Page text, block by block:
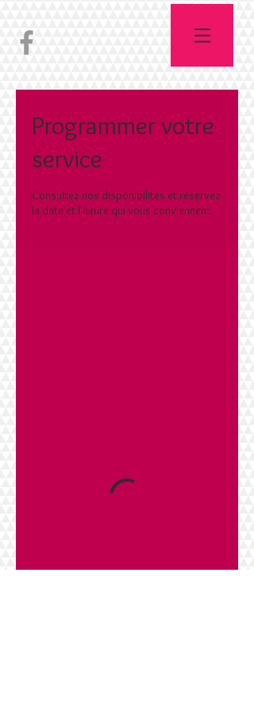
Programmer votre
service
Consultez nos disponibilités et réservez
la date et l'heure qui vous conviennent.